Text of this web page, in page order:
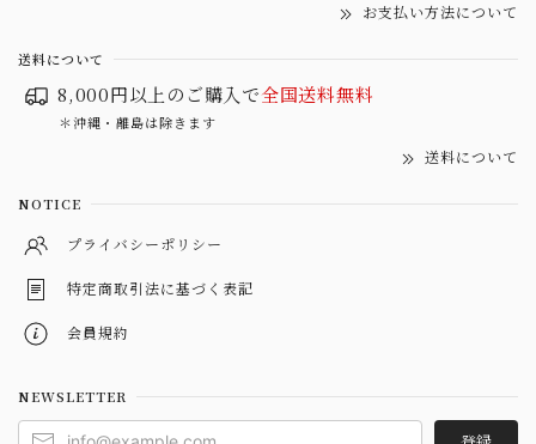
お支払い方法について
送料について
8,000円以上のご購入で全国送料無料
＊沖縄・離島は除きます
送料について
NOTICE
プライバシーポリシー
特定商取引法に基づく表記
会員規約
NEWSLETTER